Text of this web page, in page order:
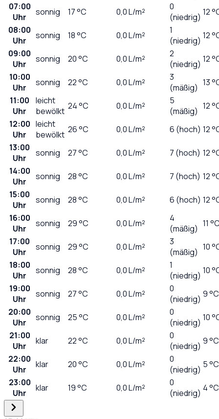
07:00
Uhr
sonnig 17°C 0,0L/m²
0
(niedrig) 12
08:00
Uhr
sonnig 18°C 0,0L/m²
1
(niedrig) 12
09:00
Uhr
sonnig 20°C 0,0L/m²
2
(niedrig) 12
10:00
Uhr
sonnig 22°C 0,0L/m²
3
(mäßig) 13
11:00
Uhr
leicht
bewölkt 24°C 0,0L/m²
5
(mäßig) 12
12:00
Uhr
leicht
bewölkt 26°C 0,0L/m² 6 (hoch) 12
13:00
Uhr
sonnig 27°C 0,0L/m² 7 (hoch) 12
14:00
Uhr
sonnig 28°C 0,0L/m² 7 (hoch) 12
15:00
Uhr
sonnig 28°C 0,0L/m² 6 (hoch) 12
16:00
Uhr
sonnig 29°C 0,0L/m²
4
(mäßig) 11
17:00
Uhr
sonnig 29°C 0,0L/m²
3
(mäßig) 10
18:00
Uhr
sonnig 28°C 0,0L/m²
1
(niedrig) 10
19:00
Uhr
sonnig 27°C 0,0L/m²
0
(niedrig) 9 °C
20:00
Uhr
sonnig 25°C 0,0L/m²
0
(niedrig) 10
21:00
Uhr
klar 22°C 0,0L/m²
0
(niedrig) 9 °C
22:00
Uhr
klar 20°C 0,0L/m²
0
(niedrig) 5 °C
23:00
Uhr
klar 19°C 0,0L/m²
0
(niedrig) 4 °C